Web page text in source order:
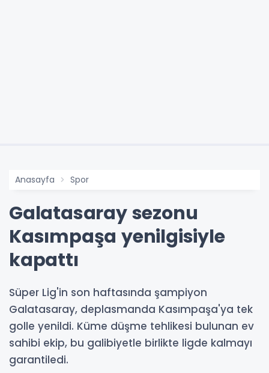
Anasayfa Spor
Galatasaray sezonu
Kasımpaşa yenilgisiyle
kapattı
Süper Lig'in son haftasında şampiyon
Galatasaray, deplasmanda Kasımpaşa'ya tek
golle yenildi. Küme düşme tehlikesi bulunan ev
sahibi ekip, bu galibiyetle birlikte ligde kalmayı
garantiledi.